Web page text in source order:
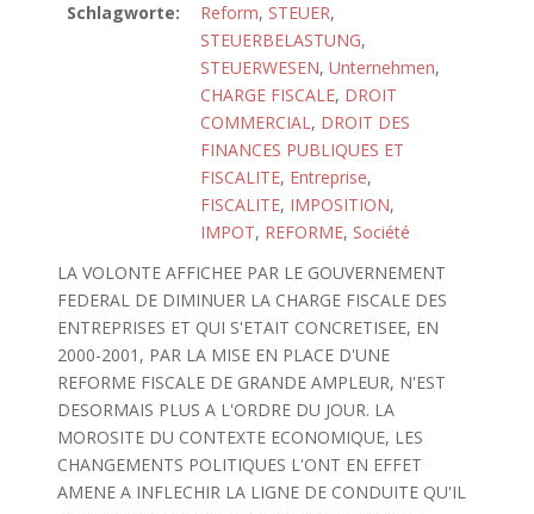
Schlagworte:
Reform, STEUER,
STEUERBELASTUNG,
STEUERWESEN, Unternehmen,
CHARGE FISCALE, DROIT
COMMERCIAL, DROIT DES
FINANCES PUBLIQUES ET
FISCALITE, Entreprise,
FISCALITE, IMPOSITION,
IMPOT, REFORME, Société
LA VOLONTE AFFICHEE PAR LE GOUVERNEMENT
FEDERAL DE DIMINUER LA CHARGE FISCALE DES
ENTREPRISES ET QUI S'ETAIT CONCRETISEE, EN
2000-2001, PAR LA MISE EN PLACE D'UNE
REFORME FISCALE DE GRANDE AMPLEUR, N'EST
DESORMAIS PLUS A L'ORDRE DU JOUR. LA
MOROSITE DU CONTEXTE ECONOMIQUE, LES
CHANGEMENTS POLITIQUES L'ONT EN EFFET
AMENE A INFLECHIR LA LIGNE DE CONDUITE QU'IL